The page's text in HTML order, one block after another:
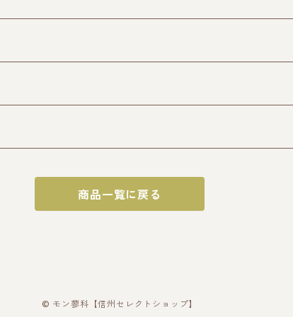
商品一覧に戻る
© モン蓼科【信州セレクトショップ】